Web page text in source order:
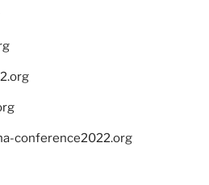
conference2022.org